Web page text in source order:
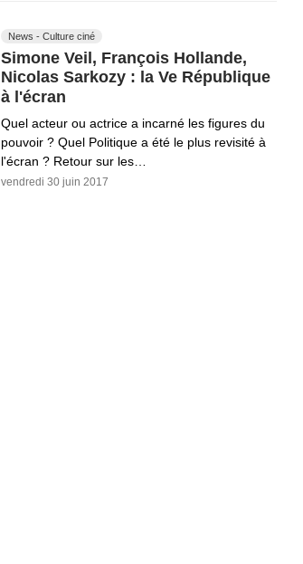
News - Culture ciné
Simone Veil, François Hollande,
Nicolas Sarkozy : la Ve République
à l'écran
Quel acteur ou actrice a incarné les figures du
pouvoir ? Quel Politique a été le plus revisité à
l'écran ? Retour sur les…
vendredi 30 juin 2017